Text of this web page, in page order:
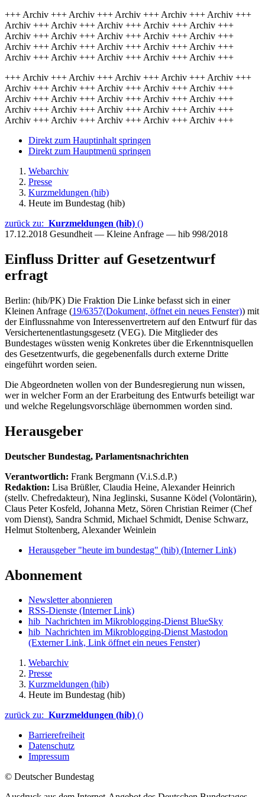
+++ Archiv +++ Archiv +++ Archiv +++ Archiv +++ Archiv +++
Archiv +++ Archiv +++ Archiv +++ Archiv +++ Archiv +++
Archiv +++ Archiv +++ Archiv +++ Archiv +++ Archiv +++
Archiv +++ Archiv +++ Archiv +++ Archiv +++ Archiv +++
Archiv +++ Archiv +++ Archiv +++ Archiv +++ Archiv +++
+++ Archiv +++ Archiv +++ Archiv +++ Archiv +++ Archiv +++
Archiv +++ Archiv +++ Archiv +++ Archiv +++ Archiv +++
Archiv +++ Archiv +++ Archiv +++ Archiv +++ Archiv +++
Archiv +++ Archiv +++ Archiv +++ Archiv +++ Archiv +++
Archiv +++ Archiv +++ Archiv +++ Archiv +++ Archiv +++
Direkt zum Hauptinhalt springen
Direkt zum Hauptmenü springen
Webarchiv
Presse
Kurzmeldungen (hib)
Heute im Bundestag (hib)
zurück zu: Kurzmeldungen (hib) ()
17.12.2018 Gesundheit — Kleine Anfrage — hib 998/2018
Einfluss Dritter auf Gesetzentwurf
erfragt
Berlin: (hib/PK) Die Fraktion Die Linke befasst sich in einer
Kleinen Anfrage (19/6357(Dokument, öffnet ein neues Fenster)) mit
der Einflussnahme von Interessenvertretern auf den Entwurf für das
Versichertenentlastungsgesetz (VEG). Die Mitglieder des
Bundestages wüssten wenig Konkretes über die Erkenntnisquellen
des Gesetzentwurfs, die gegebenenfalls durch externe Dritte
eingeführt worden seien.
Die Abgeordneten wollen von der Bundesregierung nun wissen,
wer in welcher Form an der Erarbeitung des Entwurfs beteiligt war
und welche Regelungsvorschläge übernommen worden sind.
Herausgeber
Deutscher Bundestag, Parlamentsnachrichten
Verantwortlich: Frank Bergmann (V.i.S.d.P.)
Redaktion: Lisa Brüßler, Claudia Heine, Alexander Heinrich
(stellv. Chefredakteur), Nina Jeglinski, Susanne Ködel (Volontärin),
Claus Peter Kosfeld, Johanna Metz, Sören Christian Reimer (Chef
vom Dienst), Sandra Schmid, Michael Schmidt, Denise Schwarz,
Helmut Stoltenberg, Alexander Weinlein
Herausgeber "heute im bundestag" (hib) (Interner Link)
Abonnement
Newsletter abonnieren
RSS-Dienste (Interner Link)
hib_Nachrichten im Mikroblogging-Dienst BlueSky
hib_Nachrichten im Mikroblogging-Dienst Mastodon
(Externer Link, Link öffnet ein neues Fenster)
Webarchiv
Presse
Kurzmeldungen (hib)
Heute im Bundestag (hib)
zurück zu: Kurzmeldungen (hib) ()
Barrierefreiheit
Datenschutz
Impressum
© Deutscher Bundestag